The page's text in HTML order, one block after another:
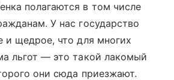
полагаются в том числе
У нас государство
и щедрое, что для многих
льгот — это такой лакомый
они сюда приезжают.